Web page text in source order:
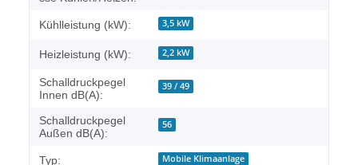
Kühlleistung (kW): 3,5 kW
Heizleistung (kW): 2,2 kW
Schalldruckpegel
Innen dB(A):
39 / 49
Schalldruckpegel
Außen dB(A):
56
Typ: Mobile Klimaanlage